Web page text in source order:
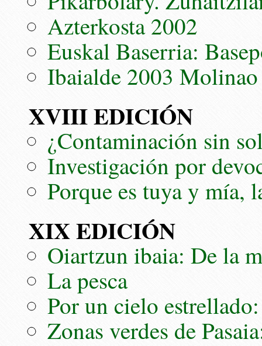
Azterkosta 2002
Euskal Baserria:
Ibaialde 2003 Molinao
XVIII EDICIÓN
¿Contaminación sin
Investigación por
Porque es tuya y mía,
XIX EDICIÓN
Oiartzun ibaia: De la
La pesca
Por un cielo
Zonas verdes de